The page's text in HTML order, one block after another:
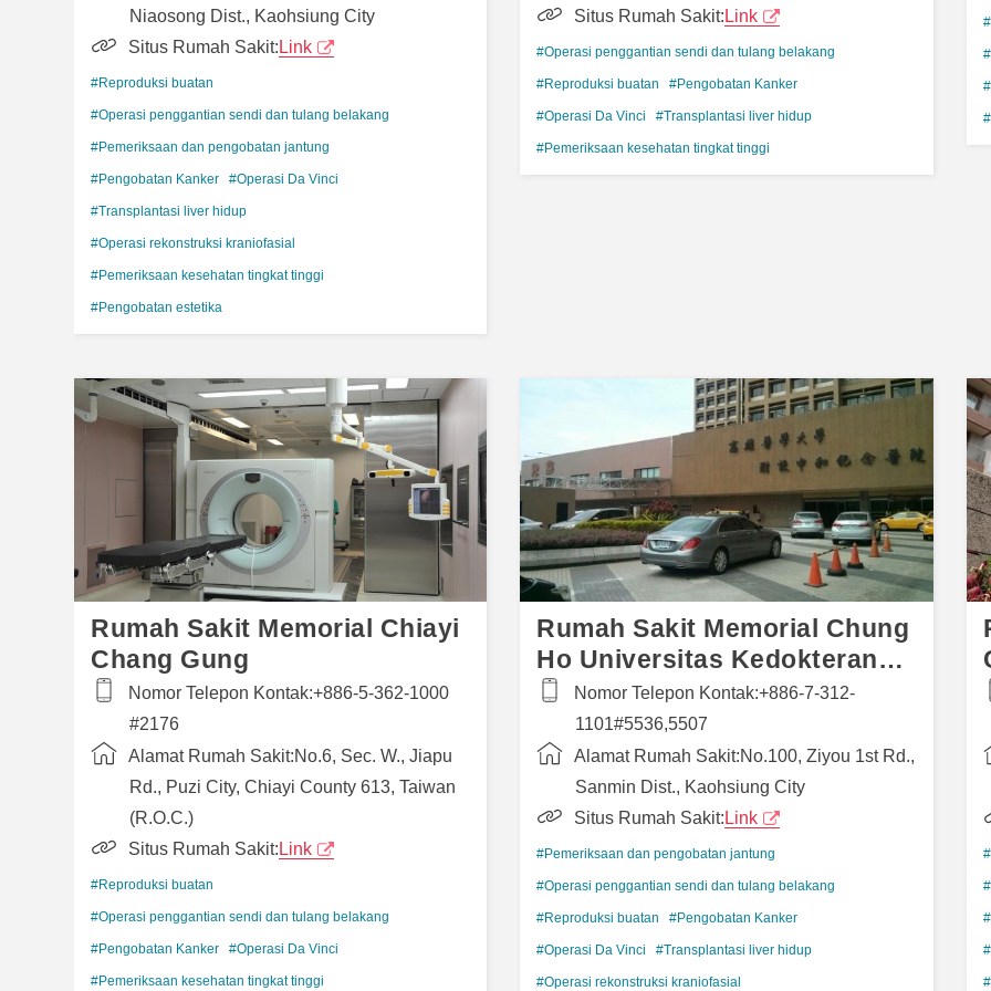
Niaosong Dist., Kaohsiung City
Situs Rumah Sakit:Link
#Reproduksi buatan
#Operasi penggantian sendi dan tulang belakang
#Pemeriksaan dan pengobatan jantung
#Pengobatan Kanker #Operasi Da Vinci
#Transplantasi liver hidup
#Operasi rekonstruksi kraniofasial
#Pemeriksaan kesehatan tingkat tinggi
#Pengobatan estetika
Situs Rumah Sakit:Link
#Operasi penggantian sendi dan tulang belakang
#Reproduksi buatan #Pengobatan Kanker
#Operasi Da Vinci #Transplantasi liver hidup
#Pemeriksaan kesehatan tingkat tinggi
Rumah Sakit Memorial Chiayi
Chang Gung
Nomor Telepon Kontak:+886-5-362-1000
#2176
Alamat Rumah Sakit:No.6, Sec. W., Jiapu
Rd., Puzi City, Chiayi County 613, Taiwan
(R.O.C.)
Situs Rumah Sakit:Link
#Reproduksi buatan
#Operasi penggantian sendi dan tulang belakang
#Pengobatan Kanker #Operasi Da Vinci
#Pemeriksaan kesehatan tingkat tinggi
Rumah Sakit Memorial Chung
Ho Universitas Kedokteran
Kaoshiung
Nomor Telepon Kontak:+886-7-312-
1101#5536,5507
Alamat Rumah Sakit:No.100, Ziyou 1st Rd.,
Sanmin Dist., Kaohsiung City
Situs Rumah Sakit:Link
#Pemeriksaan dan pengobatan jantung
#Operasi penggantian sendi dan tulang belakang
#Reproduksi buatan #Pengobatan Kanker
#Operasi Da Vinci #Transplantasi liver hidup
#Operasi rekonstruksi kraniofasial